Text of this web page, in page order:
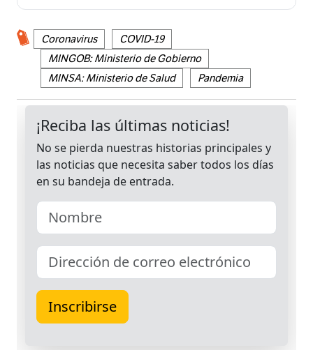
Coronavirus
COVID-19
MINGOB: Ministerio de Gobierno
MINSA: Ministerio de Salud
Pandemia